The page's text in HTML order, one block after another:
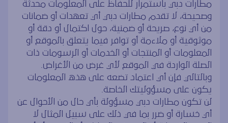
مطارات دبي باستمرار للحفاظ على المعلومات محدثة
وصحيحة، لا تقدم مطارات دبي أي تعهدات أو ضمانات
من أي نوع، صريحة أو ضمنية، حول اكتمال أو دقة أو
موثوقية أو ملاءمة أو توافر فيما يتعلق بالموقع أو
المعلومات أو المنتجات أو الخدمات أو الرسومات ذات
الصلة الواردة في الموقع لأي غرض من الأغراض.
وبالتالي فإن أي اعتماد تضعه على هذه المعلومات
يكون على مسؤوليتك الخاصة.
لن تكون مطارات دبي مسؤولة بأي حال من الأحوال عن
أي خسارة أو ضرر بما في ذلك على سبيل المثال لا